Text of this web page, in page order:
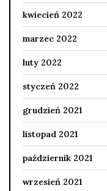
kwiecień 2022
marzec 2022
luty 2022
styczeń 2022
grudzień 2021
listopad 2021
październik 2021
wrzesień 2021